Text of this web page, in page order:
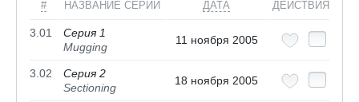
# НАЗВАНИЕ СЕРИИ ДАТА ДЕЙСТВИЯ
3.01
Серия 1
Mugging
11 ноября 2005
3.02
Серия 2
Sectioning
18 ноября 2005